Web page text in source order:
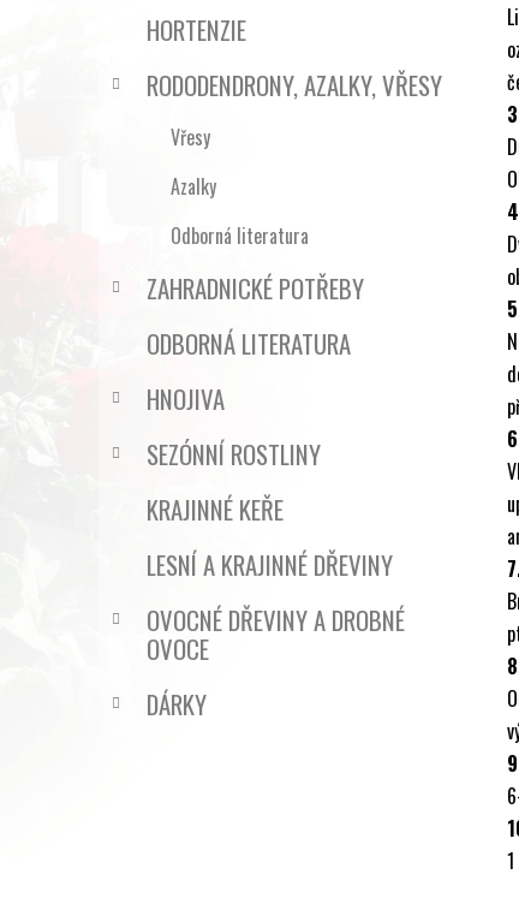
HORTENZIE
RODODENDRONY, AZALKY, VŘESY
Vřesy
Azalky
Odborná literatura
ZAHRADNICKÉ POTŘEBY
ODBORNÁ LITERATURA
HNOJIVA
SEZÓNNÍ ROSTLINY
KRAJINNÉ KEŘE
LESNÍ A KRAJINNÉ DŘEVINY
OVOCNÉ DŘEVINY A DROBNÉ
OVOCE
DÁRKY